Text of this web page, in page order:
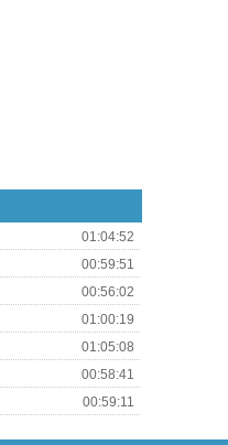
01:04:52
00:59:51
00:56:02
01:00:19
01:05:08
00:58:41
00:59:11